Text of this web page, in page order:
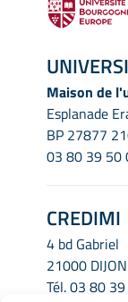
Maison de
Esplanade
BP 27877
03 80 39 50
CREDIMI
4 bd Gabriel
21000 DIJON
Tél.03 80